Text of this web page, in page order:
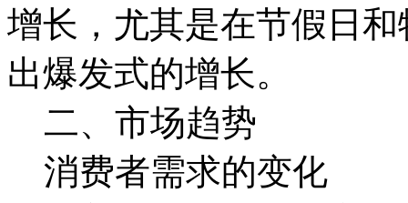
增长，尤其是在节假日
出爆发式的增长。
二、市场趋势
消费者需求的变化